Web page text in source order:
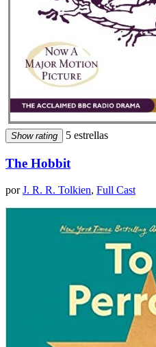
Show rating 5 estrellas
The Hobbit
porJ. R. R. Tolkien, Full Cast